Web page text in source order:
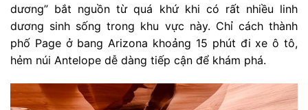
dương” bắt nguồn từ quá khứ khi có rất nhiều linh
dương sinh sống trong khu vực này. Chỉ cách thành
phố Page ở bang Arizona khoảng 15 phút đi xe ô tô,
hẻm núi Antelope dễ dàng tiếp cận để khám phá.